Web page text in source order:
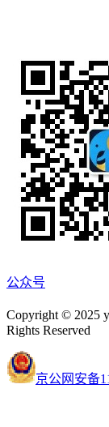
公众号
Copyright © 2025
Rights Reserved
京公网安备